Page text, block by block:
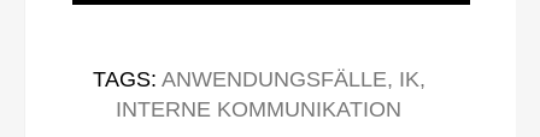
TAGS: ANWENDUNGSFÄLLE, IK,
INTERNE KOMMUNIKATION